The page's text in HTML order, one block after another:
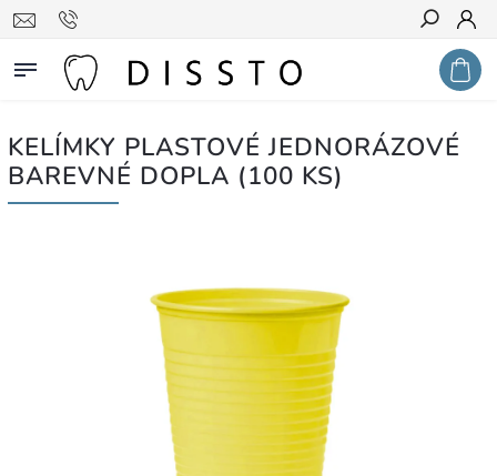
Hledat
KELÍMKY PLASTOVÉ JEDNORÁZOVÉ
BAREVNÉ DOPLA (100 KS)